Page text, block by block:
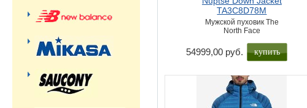
TA3C8D78M
Мужской пуховик The
North Face
54999,00 руб. купить